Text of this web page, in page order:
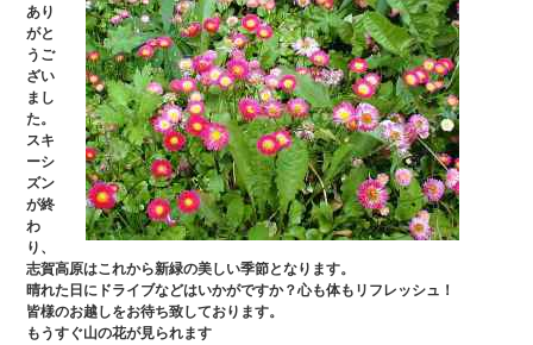
あり
がと
うご
ざい
まし
た。
スキ
ーシ
ズン
が終
わ
り、
志賀高原はこれから新緑の美しい季節となります。
晴れた日にドライブなどはいかがですか？心も体もリフレッシュ！
皆様のお越しをお待ち致しております。
もうすぐ山の花が見られます